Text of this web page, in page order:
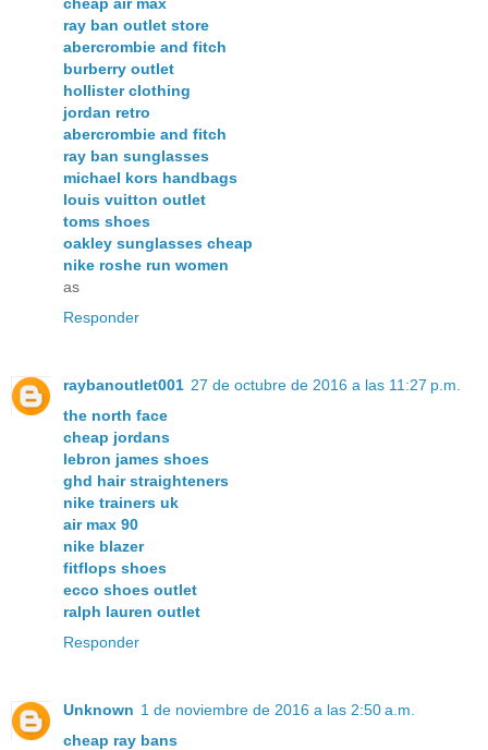
ray ban outlet store
abercrombie and fitch
burberry outlet
hollister clothing
jordan retro
abercrombie and fitch
ray ban sunglasses
michael kors handbags
louis vuitton outlet
toms shoes
oakley sunglasses cheap
nike roshe run women
as
Responder
raybanoutlet001 27 de octubre de 2016 a las 11:27 p.m.
the north face
cheap jordans
lebron james shoes
ghd hair straighteners
nike trainers uk
air max 90
nike blazer
fitflops shoes
ecco shoes outlet
ralph lauren outlet
Responder
Unknown 1 de noviembre de 2016 a las 2:50 a.m.
cheap ray bans